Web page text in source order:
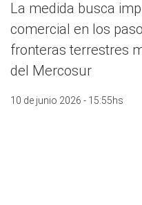
La medida busca
comercial en los
fronteras terrestres
del Mercosur
10 de junio 2026 - 15:55hs